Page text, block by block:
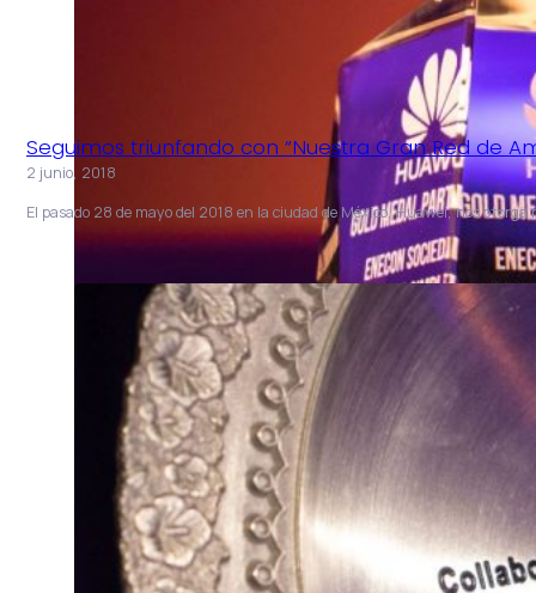
Seguimos triunfando con “Nuestra Gran Red de
2 junio, 2018
El pasado 28 de mayo del 2018 en la ciudad de México, Huawei, nos